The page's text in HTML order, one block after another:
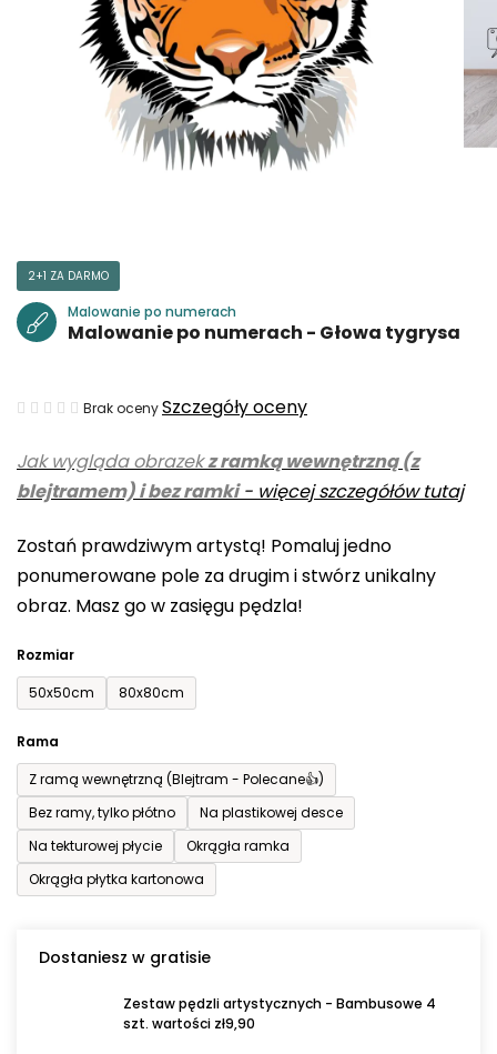
Jak wygląda obrazekz ramką wewnętrzną (z
blejtramem) i bez ramki- więcej szczegółów tutaj
Zostań prawdziwym artystą! Pomaluj jedno
ponumerowane pole za drugim i stwórz unikalny
obraz. Masz go w zasięgu pędzla!
Rozmiar
50x50cm
80x80cm
Rama
Z ramą wewnętrzną (Blejtram - Polecane👍)
Bez ramy, tylko płótno
Na plastikowej desce
Na tekturowej płycie
Okrągła ramka
Okrągła płytka kartonowa
Dostaniesz w gratisie
Zestaw pędzli artystycznych - Bambusowe 4
szt. wartości zł9,90
2+1 ZA DARMO
Malowanie po numerach
Malowanie po numerach - Głowa tygrysa
Średnia
produktu
wynosi
na
5
gwiazdek.
Brak ocenySzczegóły oceny